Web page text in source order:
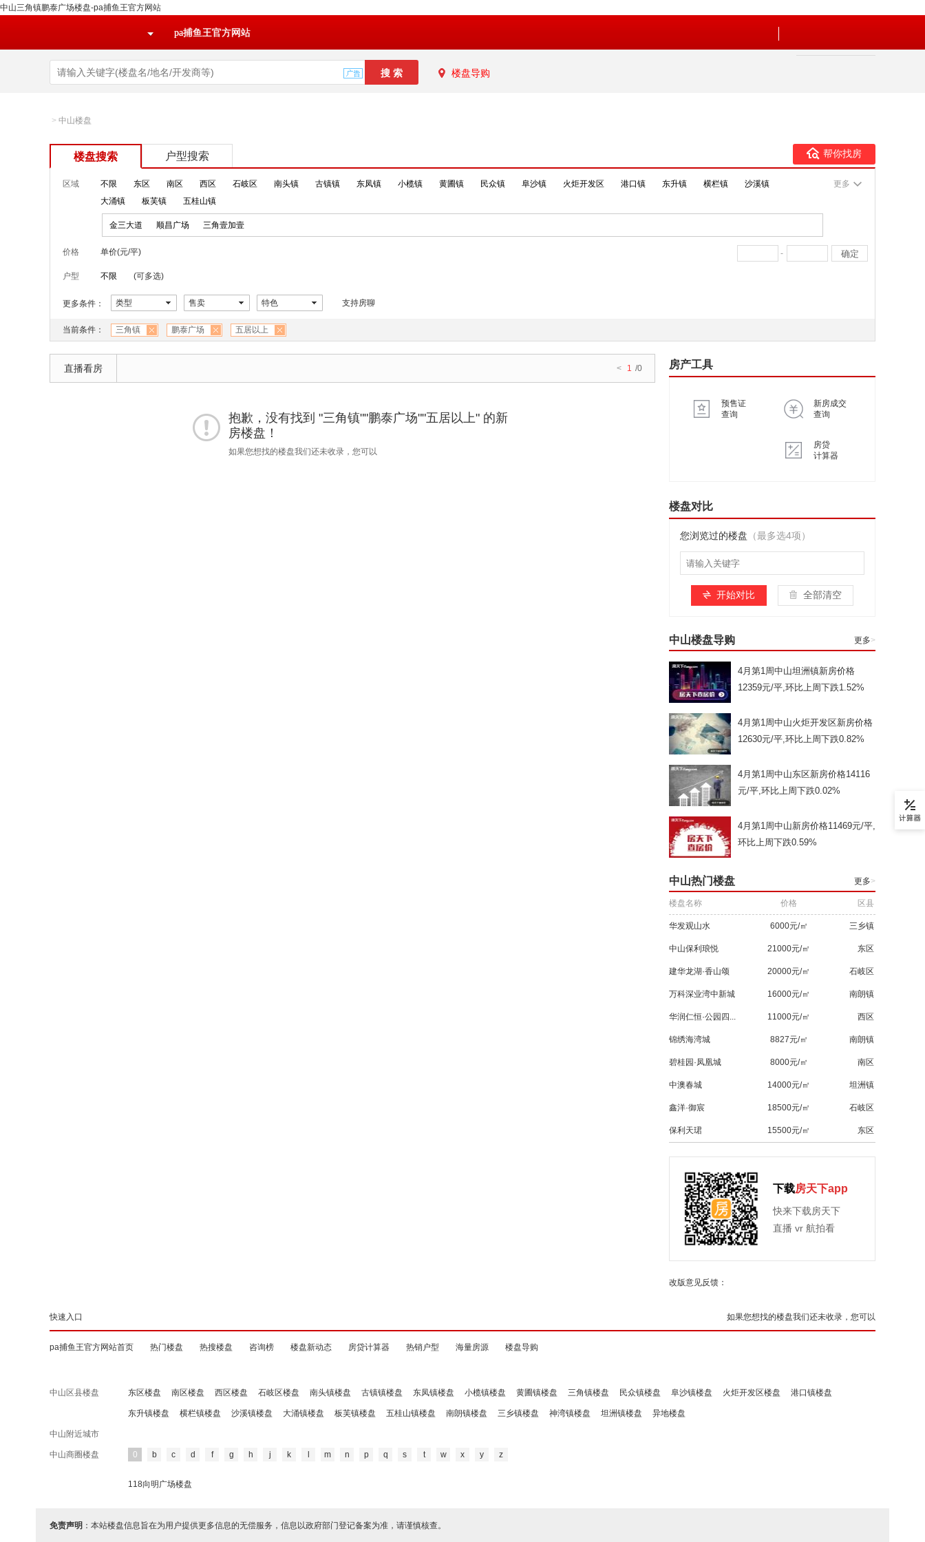
中山三角镇鹏泰广场楼盘-pa捕鱼王官方网站
pa捕鱼王官方网站
楼盘导购
> 中山楼盘
楼盘搜索 户型搜索 帮你找房
区域 不限 东区 南区 西区 石岐区 南头镇 古镇镇 东凤镇 小榄镇 黄圃镇 民众镇 阜沙镇 火炬开发区 港口镇 东升镇 横栏镇
沙溪镇
大涌镇
板芙镇 五桂山镇
更多
金三大道 顺昌广场 三角壹加壹
价格 单价(元/平) -
户型 不限 (可多选)
更多条件： 类型 售卖 特色 支持房聊
当前条件： 三角镇 鹏泰广场 五居以上
直播看房 < 1 /0
抱歉，没有找到 "三角镇""鹏泰广场""五居以上" 的新
房楼盘！
如果您想找的楼盘我们还未收录，您可以
房产工具
预售证
查询
新房成交
查询
房贷
计算器
楼盘对比
您浏览过的楼盘 （最多选4项）
开始对比 全部清空
中山楼盘导购 更多>
4月第1周中山坦洲镇新房价格
12359元/平,环比上周下跌1.52%
4月第1周中山火炬开发区新房价格
12630元/平,环比上周下跌0.82%
4月第1周中山东区新房价格14116
元/平,环比上周下跌0.02%
4月第1周中山新房价格11469元/平,
环比上周下跌0.59%
中山热门楼盘 更多>
楼盘名称 价格 区县
华发观山水 6000元/㎡ 三乡镇
中山保利琅悦 21000元/㎡ 东区
建华龙湖·香山颂 20000元/㎡ 石岐区
万科深业湾中新城 16000元/㎡ 南朗镇
华润仁恒·公园四... 11000元/㎡ 西区
锦绣海湾城 8827元/㎡ 南朗镇
碧桂园·凤凰城 8000元/㎡ 南区
中澳春城 14000元/㎡ 坦洲镇
鑫洋·御宸 18500元/㎡ 石岐区
保利天珺 15500元/㎡ 东区
下载房天下app
快来下载房天下
直播 vr 航拍看
改版意见反馈：
如果您想找的楼盘我们还未收录，您可以
快速入口
pa捕鱼王官方网站首页 热门楼盘 热搜楼盘 咨询榜 楼盘新动态 房贷计算器 热销户型 海量房源 楼盘导购
中山区县楼盘 东区楼盘 南区楼盘 西区楼盘 石岐区楼盘 南头镇楼盘 古镇镇楼盘 东凤镇楼盘 小榄镇楼盘 黄圃镇楼盘 三角镇楼盘 民众镇楼盘 阜沙镇楼盘 火炬开发区楼盘 港口镇楼盘
东升镇楼盘 横栏镇楼盘 沙溪镇楼盘 大涌镇楼盘 板芙镇楼盘 五桂山镇楼盘 南朗镇楼盘 三乡镇楼盘 神湾镇楼盘 坦洲镇楼盘 异地楼盘
中山附近城市
中山商圈楼盘 0 b c d f g h j k m n p q s t w x y z
118向明广场楼盘
免责声明 ：本站楼盘信息旨在为用户提供更多信息的无偿服务，信息以政府部门登记备案为准，请谨慎核查。